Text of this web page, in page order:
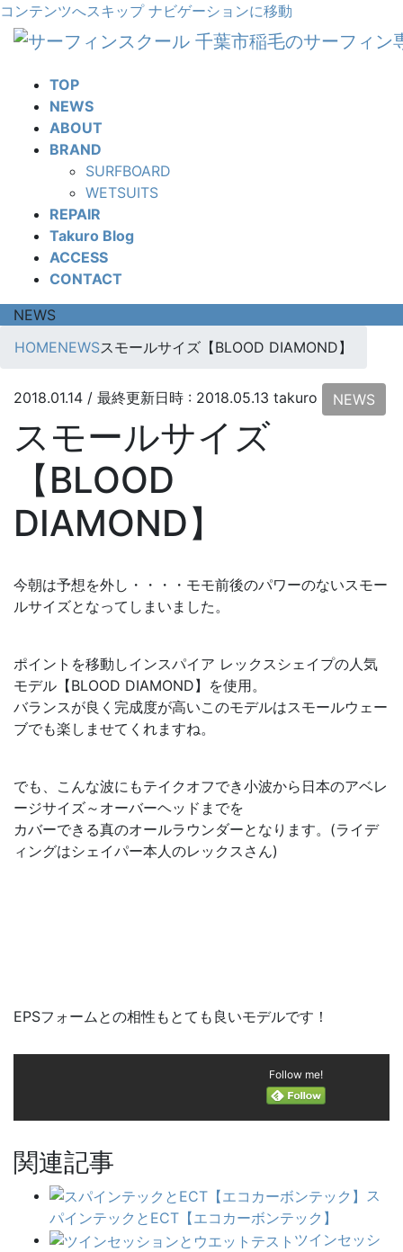
コンテンツへスキップ ナビゲーションに移動
TOP
NEWS
ABOUT
BRAND
SURFBOARD
WETSUITS
REPAIR
Takuro Blog
ACCESS
CONTACT
NEWS
HOMENEWSスモールサイズ【BLOOD DIAMOND】
2018.01.14 / 最終更新日時 : 2018.05.13 takuro NEWS
スモールサイズ
【BLOOD
DIAMOND】
今朝は予想を外し・・・・モモ前後のパワーのないスモー
ルサイズとなってしまいました。
ポイントを移動しインスパイア レックスシェイプの人気
モデル【BLOOD DIAMOND】を使用。
バランスが良く完成度が高いこのモデルはスモールウェー
ブでも楽しませてくれますね。
でも、こんな波にもテイクオフでき小波から日本のアベレ
ージサイズ～オーバーヘッドまでを
カバーできる真のオールラウンダーとなります。(ライデ
ィングはシェイパー本人のレックスさん)
EPSフォームとの相性もとても良いモデルです！
Follow me!
関連記事
ス
パインテックとECT【エコカーボンテック】
ツインセッシ